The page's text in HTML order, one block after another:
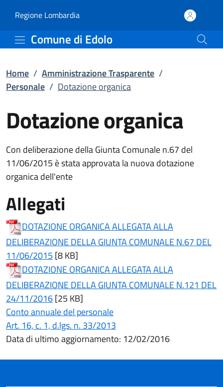
Dotazione organica |
Regione Lombardia(apre in un'altra scheda).
Comune di Edolo
Home / Amministrazione Trasparente /
Personale / Dotazione organica
Dotazione organica
Con deliberazione della Giunta Comunale n.67 del
11/06/2015 è stata approvata la nuova dotazione
organica dell'ente
Allegati
DOTAZIONE ORGANICA ALLEGATA ALLA
DELIBERAZIONE DELLA GIUNTA COMUNALE N.67 DEL
11/06/2015(apre in un'altra scheda).
[8 KB]
DOTAZIONE ORGANICA ALLEGATA ALLA
DELIBERAZIONE DELLA GIUNTA COMUNALE N.121 DEL
24/11/2016(apre in un'altra scheda).
[25 KB]
Conto annuale del personale
Art. 16, c. 1, d.lgs. n. 33/2013
Data di ultimo aggiornamento: 12/02/2016